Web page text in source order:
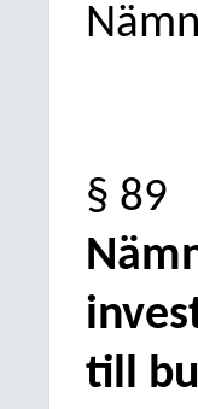
§ 89
till